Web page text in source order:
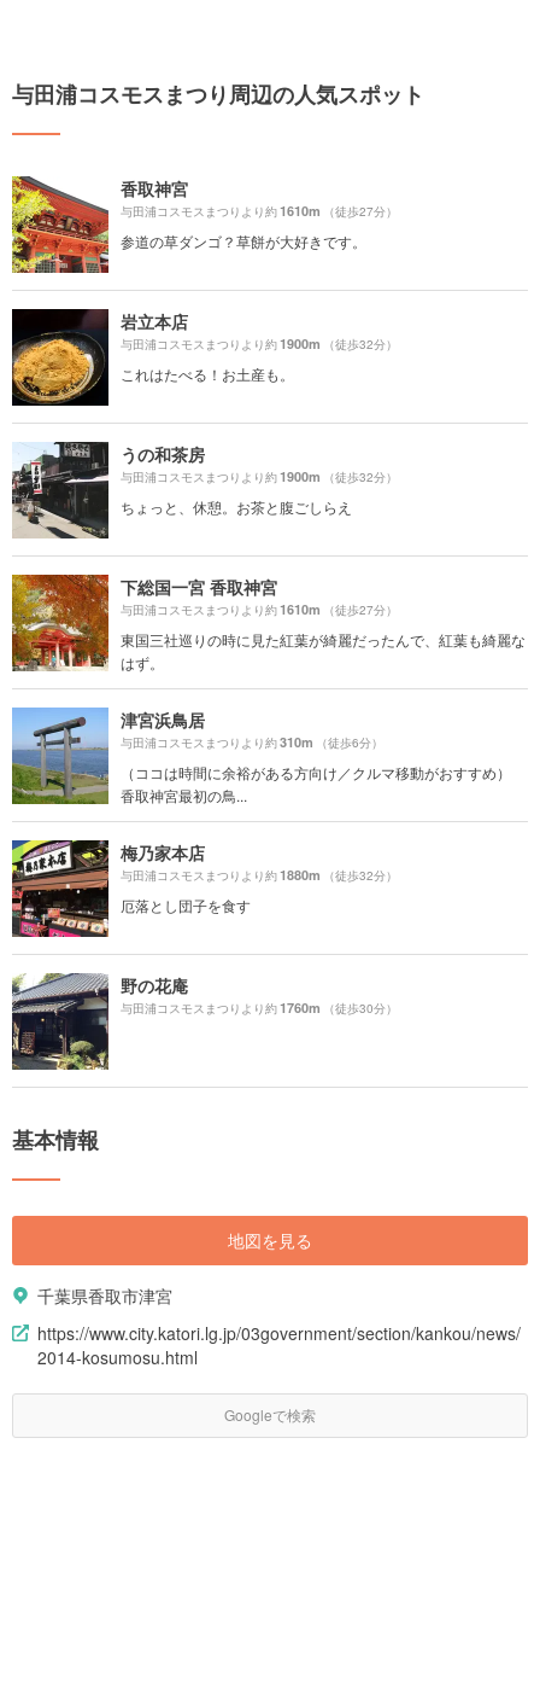
与田浦コスモスまつり周辺の人気スポット
香取神宮
与田浦コスモスまつりより約1610m （徒歩27分）
参道の草ダンゴ？草餅が大好きです。
岩立本店
与田浦コスモスまつりより約1900m （徒歩32分）
これはたべる！お土産も。
うの和茶房
与田浦コスモスまつりより約1900m （徒歩32分）
ちょっと、休憩。お茶と腹ごしらえ
下総国一宮 香取神宮
与田浦コスモスまつりより約1610m （徒歩27分）
東国三社巡りの時に見た紅葉が綺麗だったんで、紅葉も綺麗な
はず。
津宮浜鳥居
与田浦コスモスまつりより約310m （徒歩6分）
（ココは時間に余裕がある方向け／クルマ移動がおすすめ）
香取神宮最初の鳥...
梅乃家本店
与田浦コスモスまつりより約1880m （徒歩32分）
厄落とし団子を食す
野の花庵
与田浦コスモスまつりより約1760m （徒歩30分）
基本情報
地図を見る
千葉県香取市津宮
https://www.city.katori.lg.jp/03government/section/kankou/news/
2014-kosumosu.html
Googleで検索